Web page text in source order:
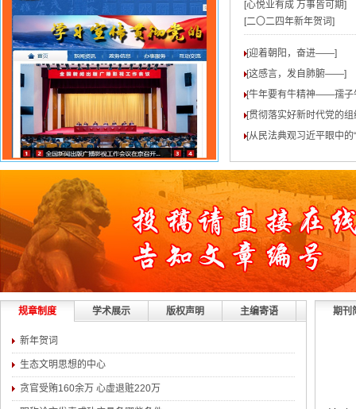
[心悦业有成 万事皆可期]
[二〇二四年新年贺词]
[迎着朝阳，奋进——]
[这感言，发自肺腑——]
[牛年要有牛精神——孺子
[贯彻落实好新时代党的组
[从民法典观习近平眼中的
规章制度 学术展示 版权声明 主编寄语
新年贺词
生态文明思想的中心
贪官受贿160余万 心虚退赃220万
期刊